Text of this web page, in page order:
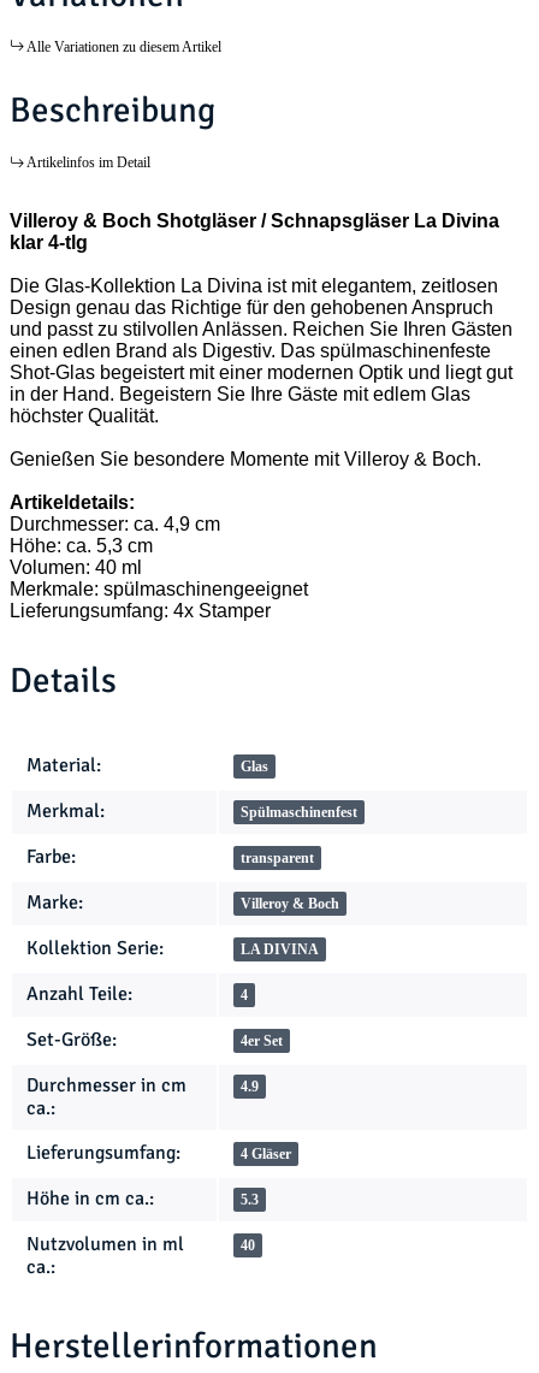
Alle Variationen zu diesem Artikel
Beschreibung
Artikelinfos im Detail
Villeroy & Boch Shotgläser / Schnapsgläser La Divina
klar 4-tlg
Die Glas-Kollektion La Divina ist mit elegantem, zeitlosen
Design genau das Richtige für den gehobenen Anspruch
und passt zu stilvollen Anlässen. Reichen Sie Ihren Gästen
einen edlen Brand als Digestiv. Das spülmaschinenfeste
Shot-Glas begeistert mit einer modernen Optik und liegt gut
in der Hand. Begeistern Sie Ihre Gäste mit edlem Glas
höchster Qualität.
Genießen Sie besondere Momente mit Villeroy & Boch.
Artikeldetails:
Durchmesser: ca. 4,9 cm
Höhe: ca. 5,3 cm
Volumen: 40 ml
Merkmale: spülmaschinengeeignet
Lieferungsumfang: 4x Stamper
Details
Produkteigenschaft
Wert
Material: Glas
Merkmal: Spülmaschinenfest
Farbe: transparent
Marke: Villeroy & Boch
Kollektion Serie: LA DIVINA
Anzahl Teile: 4
Set-Größe: 4er Set
Durchmesser in cm
ca.:
4.9
Lieferungsumfang: 4 Gläser
Höhe in cm ca.: 5.3
Nutzvolumen in ml
ca.:
40
Herstellerinformationen